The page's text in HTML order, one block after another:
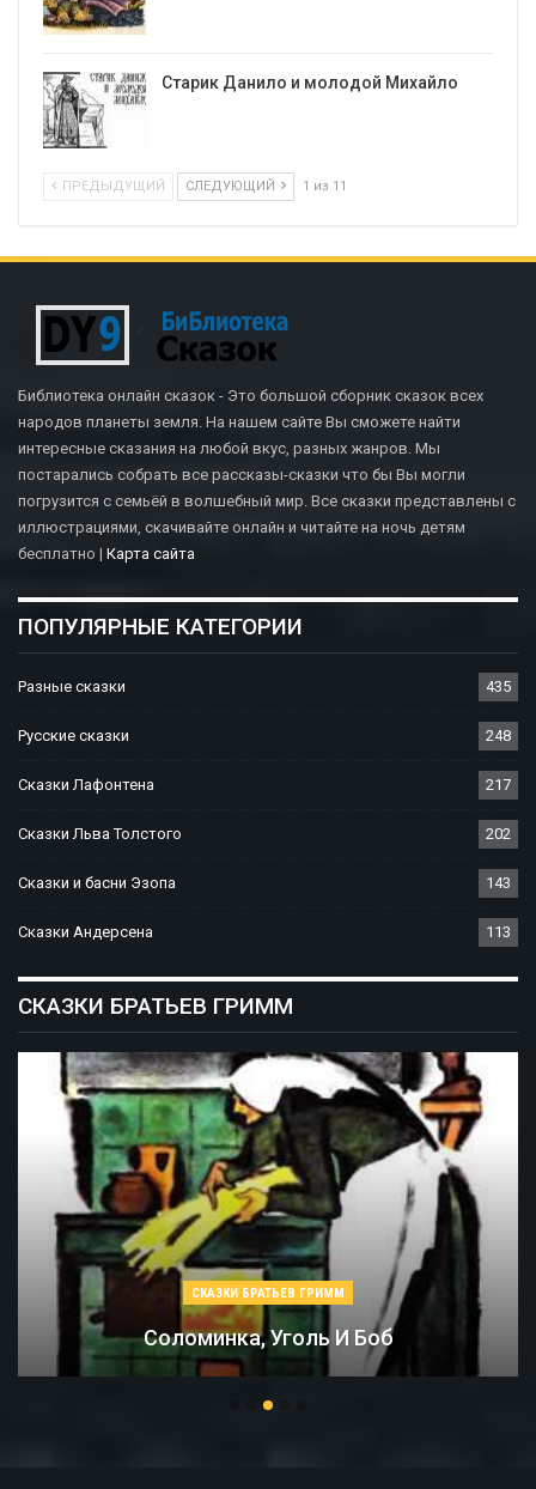
Старик Данило и молодой Михайло
ПРЕДЫДУЩИЙ СЛЕДУЮЩИЙ 1 из 11
Библиотека онлайн сказок - Это большой сборник сказок всех
народов планеты земля. На нашем сайте Вы сможете найти
интересные сказания на любой вкус, разных жанров. Мы
постарались собрать все рассказы-сказки что бы Вы могли
погрузится с семьёй в волшебный мир. Все сказки представлены с
иллюстрациями, скачивайте онлайн и читайте на ночь детям
бесплатно | Карта сайта
ПОПУЛЯРНЫЕ КАТЕГОРИИ
Разные сказки 435
Русские сказки 248
Сказки Лафонтена 217
Сказки Льва Толстого 202
Сказки и басни Эзопа 143
Сказки Андерсена 113
СКАЗКИ БРАТЬЕВ ГРИММ
СКАЗКИ БРАТЬЕВ ГРИММ
Соломинка, Уголь И Боб